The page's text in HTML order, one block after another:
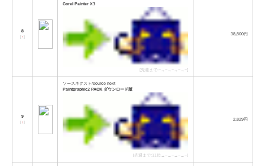
8
[↑]
Corel Painter X3
[先週まで:−→−→−→−→−]
38,800円
9
[↑]
ソースネクスト/source next
Paintgraphic2 PACK ダウンロード版
[先週まで:11位→−→−→−→−]
2,829円